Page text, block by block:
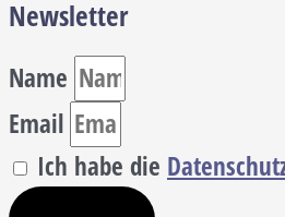
Newsletter
Name
Email
Ich habe die